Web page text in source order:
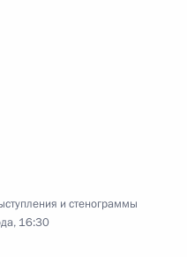
и стенограммы
16:30